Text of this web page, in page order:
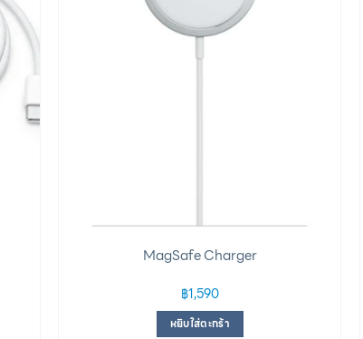
MagSafe Charger
฿1,590
หยิบใส่ตะกร้า